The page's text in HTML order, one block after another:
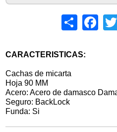
Share
CARACTERISTICAS:
Cachas de micarta
Hoja 90 MM
Acero: Acero de damasco
Seguro: BackLock
Funda: Si